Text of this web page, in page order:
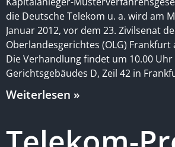
die Deutsche Telekom u. a. wird am
Januar 2012, vor dem 23. Zivilsenat
Oberlandesgerichtes (OLG) Frankfurt
Die Verhandlung findet um 10.00 Uhr
Gerichtsgebäudes D, Zeil 42 in
Weiterlesen »